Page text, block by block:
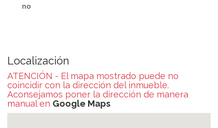
no
Localización
ATENCIÓN - El mapa mostrado puede no
coincidir con la dirección del inmueble.
Aconsejamos poner la dirección de manera
manual en Google Maps